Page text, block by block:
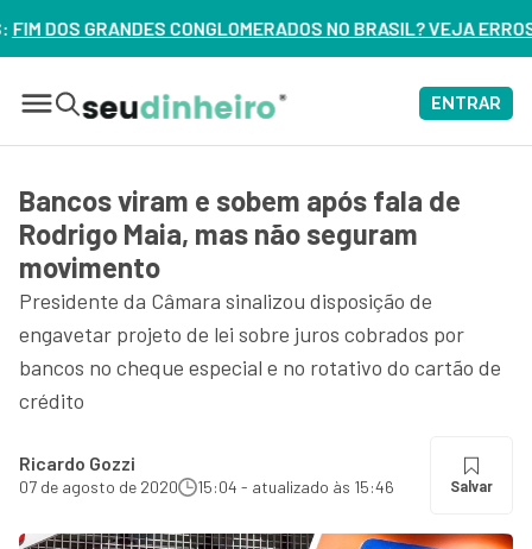
NO BRASIL? VEJA ERROS DE 3 DELES – ASSISTA
ENTRAR
Bancos viram e sobem após fala de
Rodrigo Maia, mas não seguram
movimento
Presidente da Câmara sinalizou disposição de
engavetar projeto de lei sobre juros cobrados por
bancos no cheque especial e no rotativo do cartão de
crédito
Ricardo Gozzi
07 de agosto de 2020 15:04 - atualizado às 15:46 Salvar